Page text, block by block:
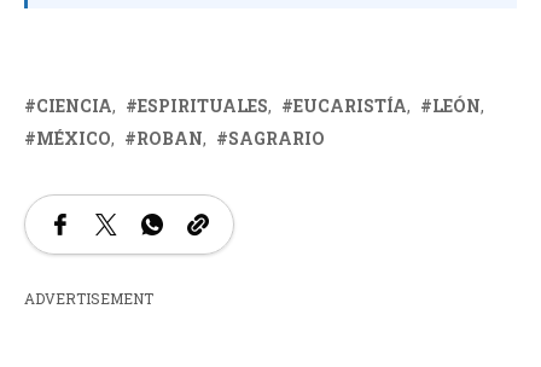
CIENCIA ESPIRITUALES EUCARISTÍA
LEÓN
MÉXICO
ROBAN SAGRARIO
ADVERTISEMENT